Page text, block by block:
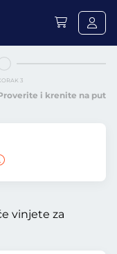
3
i krenite na put
vinjete za